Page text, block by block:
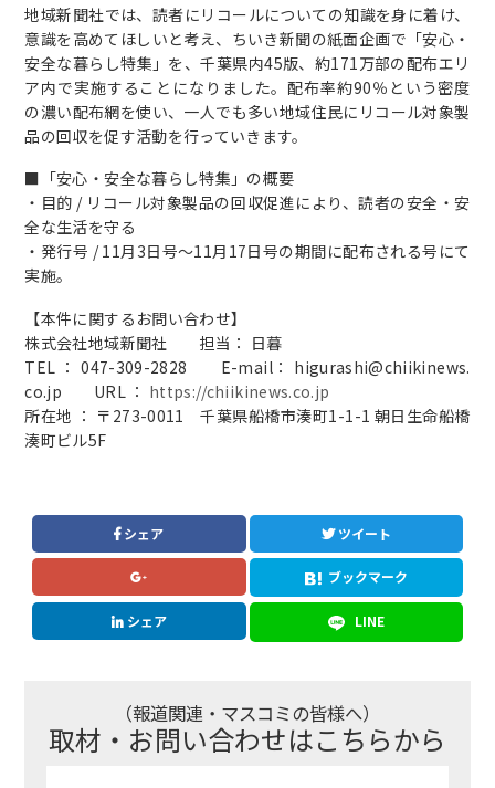
地域新聞社では、読者にリコールについての知識を身に着け、
意識を高めてほしいと考え、ちいき新聞の紙面企画で「安心・
安全な暮らし特集」を、千葉県内45版、約171万部の配布エリ
ア内で実施することになりました。配布率約90％という密度
の濃い配布網を使い、一人でも多い地域住民にリコール対象製
品の回収を促す活動を行っていきます。
■「安心・安全な暮らし特集」の概要
・目的 / リコール対象製品の回収促進により、読者の安全・安
全な生活を守る
・発行号 / 11月3日号～11月17日号の期間に配布される号にて
実施。
【本件に関するお問い合わせ】
株式会社地域新聞社 担当： 日暮
TEL ： 047-309-2828 E-mail： higurashi@chiikinews.
co.jp URL ： https://chiikinews.co.jp
所在地 ： 〒273-0011 千葉県船橋市湊町1-1-1 朝日生命船橋
湊町ビル5F
シェア ツイート
ブックマーク
シェア LINE
（報道関連・マスコミの皆様へ）
取材・お問い合わせはこちらから